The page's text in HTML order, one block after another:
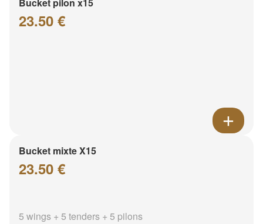
Bucket pilon x15
23.50 €
Bucket mixte X15
23.50 €
5 wings + 5 tenders + 5 pilons